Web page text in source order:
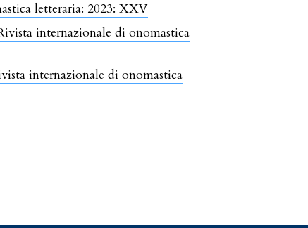
letteraria: 2023: XXV
internazionale di onomastica
internazionale di onomastica